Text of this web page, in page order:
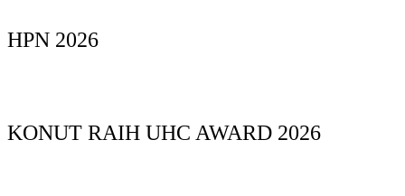
HPN 2026
KONUT RAIH UHC AWARD 2026